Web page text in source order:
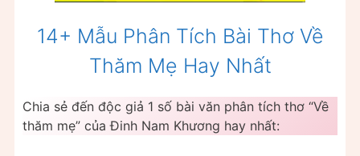
14+ Mẫu Phân Tích Bài Thơ Về
Thăm Mẹ Hay Nhất
Chia sẻ đến độc giả 1 số bài văn phân tích thơ “Về
thăm mẹ” của Đinh Nam Khương hay nhất: